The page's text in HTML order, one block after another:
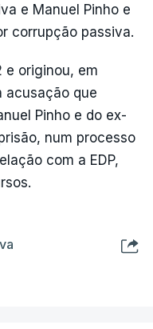
e Manuel Pinho e
corrupção passiva.
e originou, em
acusação que
Pinho e do ex-
num processo
com a EDP,